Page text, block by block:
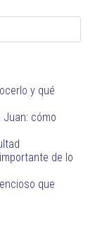
y qué
cómo
de lo
que